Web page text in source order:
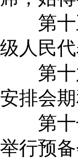
第十五
级人民
第十六
安排会
第十七
举行预